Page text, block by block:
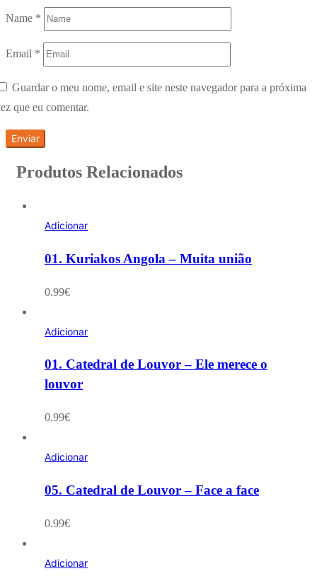
Name *
Email *
Guardar o meu nome, email e site neste navegador para a próxima
que eu comentar.
Produtos Relacionados
Adicionar
01. Kuriakos Angola – Muita união
0.99€
Adicionar
01. Catedral de Louvor – Ele merece o
louvor
0.99€
Adicionar
05. Catedral de Louvor – Face a face
0.99€
Adicionar